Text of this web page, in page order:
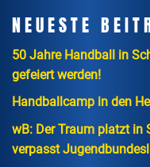
NEUESTE
50 Jahre Handball in
gefeiert werden!
Handballcamp in den
wB: Der Traum platzt in
verpasst